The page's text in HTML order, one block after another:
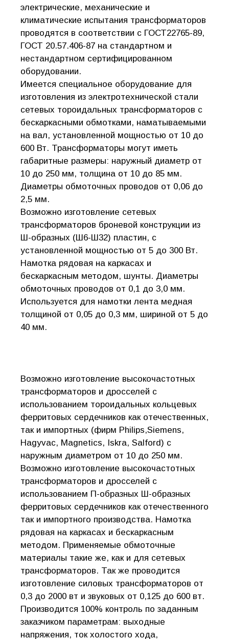
электрические, механические и
климатические испытания трансформаторов
проводятся в соответствии с ГОСТ22765-89,
ГОСТ 20.57.406-87 на стандартном и
нестандартном сертифицированном
оборудовании.
Имеется специальное оборудование для
изготовления из электротехнической стали
сетевых тороидальных трансформаторов с
бескаркасными обмотками, наматываемыми
на вал, установленной мощностью от 10 до
600 Вт. Трансформаторы могут иметь
габаритные размеры: наружный диаметр от
10 до 250 мм, толщина от 10 до 85 мм.
Диаметры обмоточных проводов от 0,06 до
2,5 мм.
Возможно изготовление сетевых
трансформаторов броневой конструкции из
Ш-образных (Ш6-Ш32) пластин, с
установленной мощностью от 5 до 300 Вт.
Намотка рядовая на каркасах и
бескаркасным методом, шунты. Диаметры
обмоточных проводов от 0,1 до 3,0 мм.
Используется для намотки лента медная
толщиной от 0,05 до 0,3 мм, шириной от 5 до
40 мм.
Возможно изготовление высокочастотных
трансформаторов и дросселей с
использованием тороидальных кольцевых
ферритовых сердечников как отечественных,
так и импортных (фирм Philips,Siemens,
Hagyvac, Magnetics, Iskra, Salford) с
наружным диаметром от 10 до 250 мм.
Возможно изготовление высокочастотных
трансформаторов и дросселей с
использованием П-образных Ш-образных
ферритовых сердечников как отечественного
так и импортного производства. Намотка
рядовая на каркасах и бескаркасным
методом. Применяемые обмоточные
материалы такие же, как и для сетевых
трансформаторов. Так же проводится
изготовление силовых трансформаторов от
0,3 до 2000 вт и звуковых от 0,125 до 600 вт.
Производится 100% контроль по заданным
заказчиком параметрам: выходные
напряжения, ток холостого хода,